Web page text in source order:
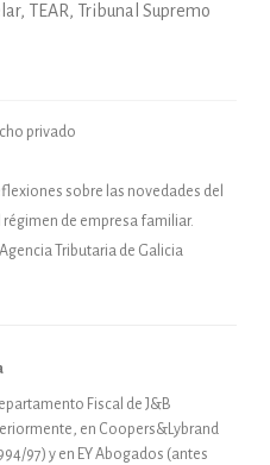
, TEAR, Tribunal Supremo
privado
sobre las novedades del
de empresa familiar.
Tributaria de Galicia
Fiscal de J&B
en Coopers&Lybrand
97) y en EY Abogados (antes